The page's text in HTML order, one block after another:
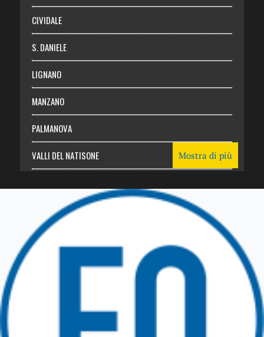
CIVIDALE
S. DANIELE
LIGNANO
MANZANO
PALMANOVA
VALLI DEL NATISONE
TRICESIMO
TARCENTO
GEMONA DEL FRIULI
Mostra di più